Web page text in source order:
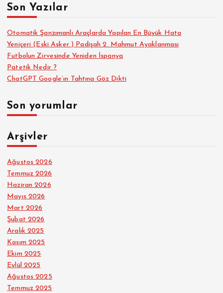
:Son Yazılar
Otomatik Şanzımanlı Araçlarda Yapılan En Büyük Hata
Yeniçeri (Eski Asker ) Padişah 2. Mahmut Ayaklanması
Futbolun Zirvesinde Yeniden İspanya
Patetik Nedir ?
ChatGPT Google’ın Tahtına Göz Dikti
Son yorumlar
Arşivler
Ağustos 2026
Temmuz 2026
Haziran 2026
Mayıs 2026
Mart 2026
Şubat 2026
Aralık 2025
Kasım 2025
Ekim 2025
Eylül 2025
Ağustos 2025
Temmuz 2025